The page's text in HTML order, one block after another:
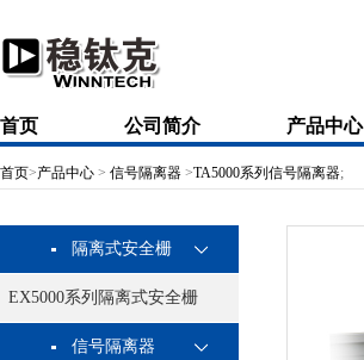
首页 公司简介 产品中心
首页>产品中心 > 信号隔离器 >TA5000系列信号隔离器;
隔离式安全栅
EX5000系列隔离式安全栅
信号隔离器